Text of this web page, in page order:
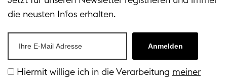
die neusten Infos erhalten.
Anmelden
Hiermit willige ich in die Verarbeitung meiner